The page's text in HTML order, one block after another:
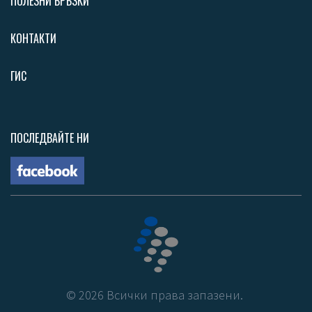
КОНТАКТИ
ГИС
ПОСЛЕДВАЙТЕ НИ
© 2026 Всички права запазени.